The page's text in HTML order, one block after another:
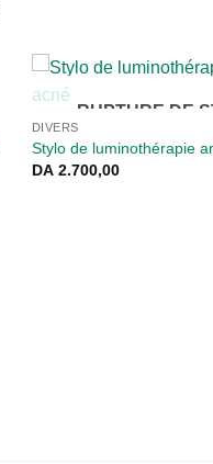
RUPTURE DE
DIVERS
Stylo de luminothérapie
DA2.700,00